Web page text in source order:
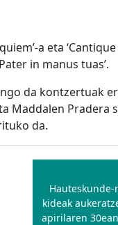
a eta ‘Cantique
in manus tuas’.
da kontzertuak
Maddalen Pradera
da.
kideak
apirilaren